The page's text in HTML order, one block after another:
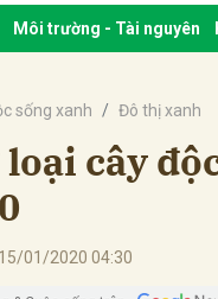
Môi trường - Tài nguyên
sống xanh Đô thị xanh
cây
15/01/2020 04:30